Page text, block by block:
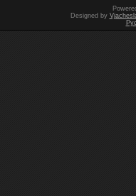
Designed by